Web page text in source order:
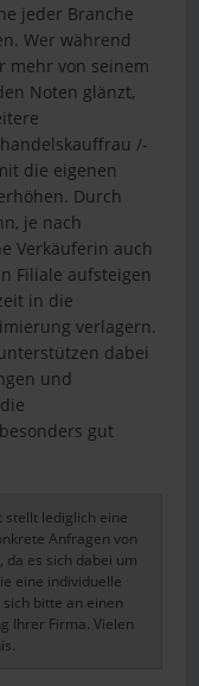
jeder Branche
Wer während
mehr von seinem
Noten glänzt,
/-
die eigenen
Durch
je nach
Verkäuferin auch
Filiale aufsteigen
in die
verlagern.
dabei
und
gut
stellt lediglich eine
Anfragen von
es sich dabei um
eine individuelle
bitte an einen
Ihrer Firma. Vielen